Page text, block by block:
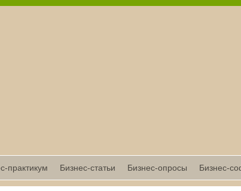
практикум Бизнес-статьи Бизнес-опросы Бизнес-